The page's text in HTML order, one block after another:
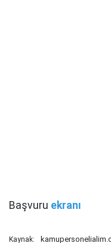
Başvuru ekranı
Kaynak: